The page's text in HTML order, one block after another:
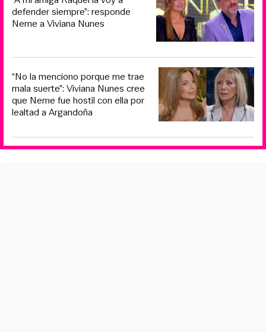
defender siempre”: responde
Neme a Viviana Nunes
“No la menciono porque me trae
mala suerte”: Viviana Nunes cree
que Neme fue hostil con ella por
lealtad a Argandoña